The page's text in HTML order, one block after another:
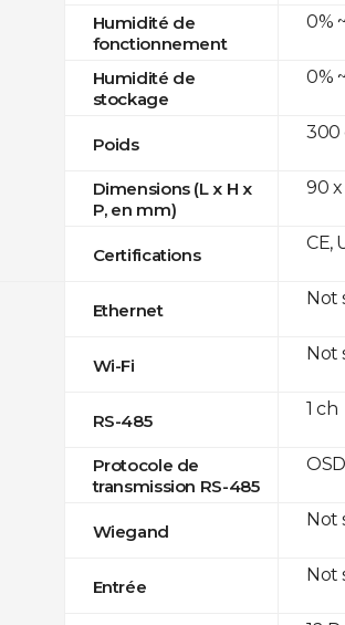
Humidité de
fonctionnement
Humidité de
stockage
Poids
Dimensions (L x H x
P, en mm)
Certifications
Ethernet
Wi-Fi
RS-485
Protocole de
transmission RS-485
Wiegand
Entrée
0%
0%
300
90 x
CE,
Not
Not
1 ch
Not
Not